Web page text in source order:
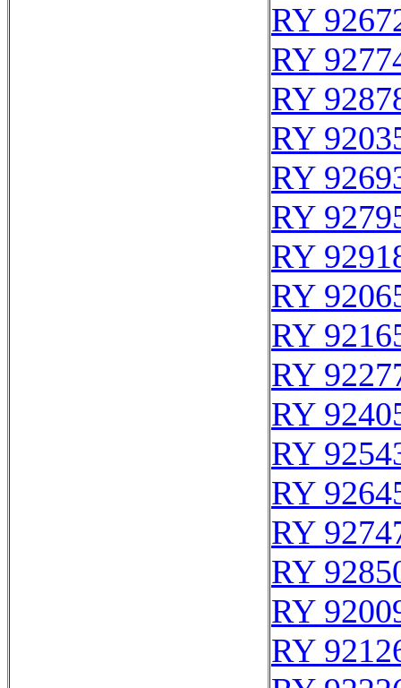
RY
RY
RY
RY
RY
RY
RY
RY
RY
RY
RY
RY
RY
RY
RY
RY
RY